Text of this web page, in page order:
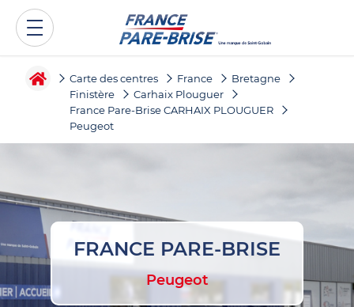
Carte des centres France
Bretagne
Finistère
Carhaix Plouguer
France Pare-Brise CARHAIX PLOUGUER
Peugeot
FRANCE PARE-BRISE
Peugeot